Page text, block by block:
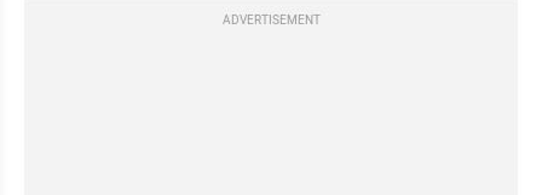
ADVERTISEMENT